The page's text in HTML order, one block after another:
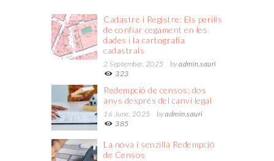
Cadastre i Registre: Els perills
de confiar cegament en les
dades i la cartografia
cadastrals
2 September, 2025 byadmin.sauri
323
Redempció de censos: dos
anys després del canvi legal
16 June, 2025 byadmin.sauri
385
La nova i senzilla Redempció
de Censos